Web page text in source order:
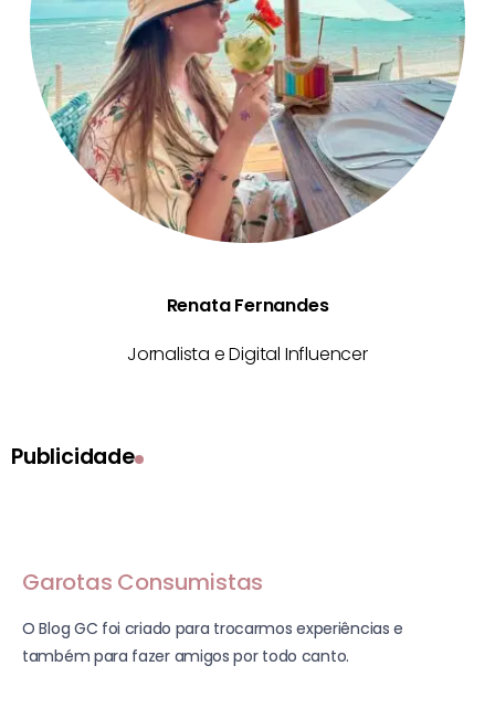
Renata Fernandes
Jornalista e Digital Influencer
Publicidade
Garotas Consumistas
O Blog GC foi criado para trocarmos experiências e
também para fazer amigos por todo canto.